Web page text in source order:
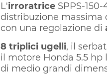
L'irroratrice SPPS-
distribuzione massima
con una regolazione di
8 triplici ugelli, il
il motore Honda 5.5
di medio grandi